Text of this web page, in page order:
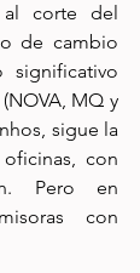
al corte del
de cambio
MQ y
sigue la
con
Pero en
con